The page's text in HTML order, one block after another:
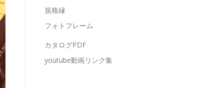
規格縁
フォトフレーム
カタログPDF
youtube動画リンク集